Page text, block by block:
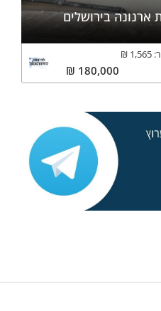
ארנונה בירושלים
1,565
₪
180,000
₪